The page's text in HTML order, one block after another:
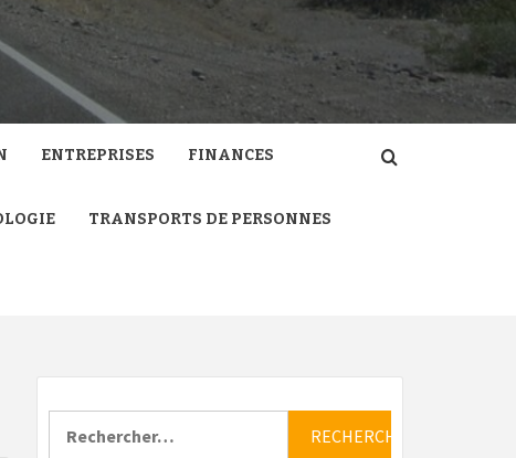
ENTREPRISES FINANCES
TRANSPORTS DE PERSONNES